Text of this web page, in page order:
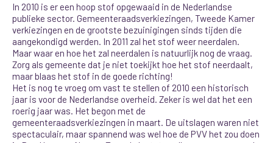
In 2010 is er een hoop stof opgewaaid in de Nederlandse
publieke sector. Gemeenteraadsverkiezingen, Tweede Kamer
verkiezingen en de grootste bezuinigingen sinds tijden die
aangekondigd werden. In 2011 zal het stof weer neerdalen.
Maar waar en hoe het zal neerdalen is natuurlijk nog de vraag.
Zorg als gemeente dat je niet toekijkt hoe het stof neerdaalt,
maar blaas het stof in de goede richting!
Het is nog te vroeg om vast te stellen of 2010 een historisch
jaar is voor de Nederlandse overheid. Zeker is wel dat het een
roerig jaar was. Het begon met de
gemeenteraadsverkiezingen in maart. De uitslagen waren niet
spectaculair, maar spannend was wel hoe de PVV het zou doen